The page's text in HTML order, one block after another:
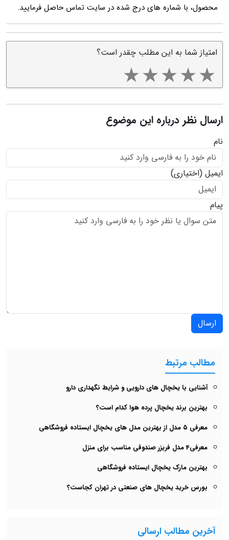
محصول، با شماره های درج شده در سایت تماس حاصل فرمایید.
امتیاز شما به این مطلب چقدر است؟
ارسال نظر درباره این موضوع
نام
ایمیل (اختیاری)
پیام
ارسال
مطالب مرتبط
آشنایی با یخچال های دارویی و شرایط نگهداری دارو
بهترین برند یخچال پرده هوا کدام است؟
معرفی ۵ مدل از بهترین مدل های یخچال‌ ایستاده فروشگاهی
معرفی4 مدل فریزر صندوقی مناسب برای منزل
بهترین مارک یخچال ایستاده فروشگاهی
بورس خرید یخچال های صنعتی در تهران کجاست؟
آخرین مطالب ارسالی